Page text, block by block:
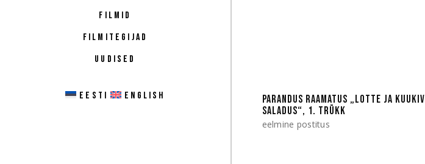
FILMID
FILMITEGIJAD
UUDISED
EESTI ENGLISH
PARANDUS RAAMATUS „LOTTE JA KUUKIVI
SALADUS“, 1. TRÜKK
eelmine postitus